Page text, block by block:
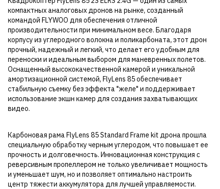
компактных аналоговых дронов на рынке, созданный
командой FLYWOO для обеспечения отличной
производительности при минимальном весе. Благодаря
корпусу из углеродного волокна и поликарбоната, этот дрон
прочный, надежный и легкий, что делает его удобным для
переноски и идеальным выбором для маневренных полетов.
Оснащенный высококачественной камерой и уникальной
амортизационной системой, FlyLens 85 обеспечивает
стабильную съемку без эффекта "желе" и поддерживает
использование экшн камер для создания захватывающих
видео.
Карбоновая рама FlyLens 85 Standard Frame kit дрона прошла
специальную обработку черным углеродом, что повышает ее
прочность и долговечность. Инновационная конструкция с
реверсивным пропеллером не только увеличивает мощность
и уменьшает шум, но и позволяет оптимально настроить
центр тяжести аккумулятора для лучшей управляемости.